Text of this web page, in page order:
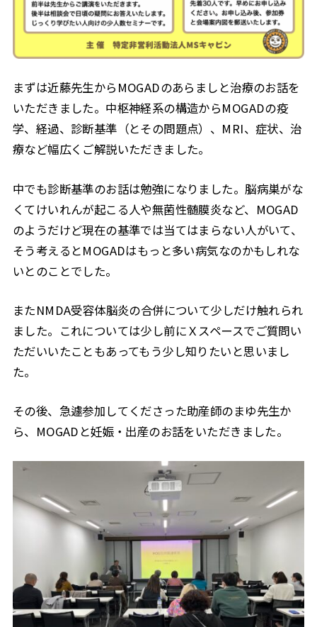
まずは近藤先生からMOGADのあらましと治療のお話を
いただきました。中枢神経系の構造からMOGADの疫
学、経過、診断基準（とその問題点）、MRI、症状、治
療など幅広くご解説いただきました。
中でも診断基準のお話は勉強になりました。脳病巣がな
くてけいれんが起こる人や無菌性髄膜炎など、MOGAD
のようだけど現在の基準では当てはまらない人がいて、
そう考えるとMOGADはもっと多い病気なのかもしれな
いとのことでした。
またNMDA受容体脳炎の合併について少しだけ触れられ
ました。これについては少し前にＸスペースでご質問い
ただいいたこともあってもう少し知りたいと思いまし
た。
その後、急遽参加してくださった助産師のまゆ先生か
ら、MOGADと妊娠・出産のお話をいただきました。